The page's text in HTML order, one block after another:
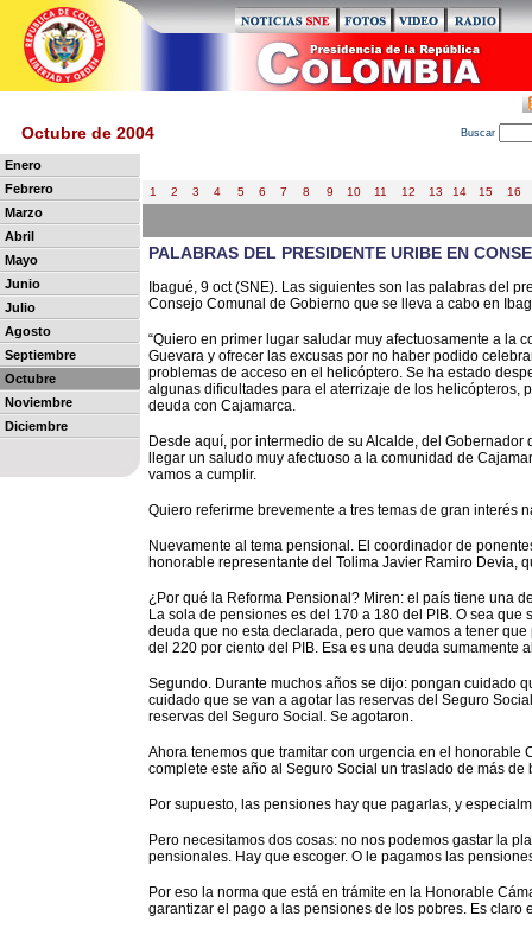
Octubre de 2004 Buscar
Enero
Febrero
Marzo
Abril
Mayo
Junio
Julio
Agosto
Septiembre
Octubre
Noviembre
Diciembre
1 2 3 4 5 6 7 8 9 10 11 12 13 14 15 16
PALABRAS DEL PRESIDENTE URIBE EN
Ibagué, 9 oct (SNE). Las siguientes son las palabras del
Consejo Comunal de Gobierno que se lleva a cabo en
“Quiero en primer lugar saludar muy afectuosamente a la
Guevara y ofrecer las excusas por no haber podido
problemas de acceso en el helicóptero. Se ha estado
algunas dificultades para el aterrizaje de los helicópteros,
deuda con Cajamarca.
Desde aquí, por intermedio de su Alcalde, del
llegar un saludo muy afectuoso a la comunidad de
vamos a cumplir.
Quiero referirme brevemente a tres temas de gran interés
Nuevamente al tema pensional. El coordinador de
honorable representante del Tolima Javier Ramiro Devia,
¿Por qué la Reforma Pensional? Miren: el país tiene una
La sola de pensiones es del 170 a 180 del PIB. O sea
deuda que no esta declarada, pero que vamos a tener
del 220 por ciento del PIB. Esa es una deuda sumamente
Segundo. Durante muchos años se dijo: pongan cuidado
cuidado que se van a agotar las reservas del Seguro
reservas del Seguro Social. Se agotaron.
Ahora tenemos que tramitar con urgencia en el
complete este año al Seguro Social un traslado de más
Por supuesto, las pensiones hay que pagarlas, y
Pero necesitamos dos cosas: no nos podemos gastar la
pensionales. Hay que escoger. O le pagamos las
Por eso la norma que está en trámite en la Honorable
garantizar el pago a las pensiones de los pobres. Es claro